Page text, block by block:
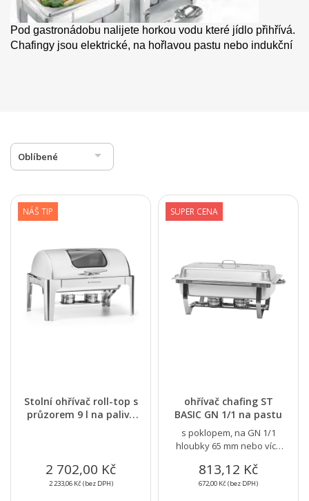
Pod gastronádobu nalijete horkou vodu které jídlo přihřívá.
Chafingy jsou elektrické, na hořlavou pastu nebo indukční
Oblíbené 
NÁŠ TIP
Stolní ohřívač roll-top s
průzorem 9 l na palivo
2 702,00 Kč
2 233,06 Kč (bez DPH)
SUPER CENA
ohřívač chafing ST
BASIC GN 1/1 na pastu
s poklopem, na GN 1/1
hloubky 65 mm nebo více
813,12 Kč
672,00 Kč (bez DPH)